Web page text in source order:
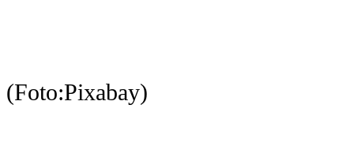
(Foto:Pixabay)